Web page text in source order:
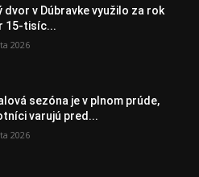
dvor v Dúbravke využilo za rok
15-tisíc...
2026
sezóna je v plnom prúde,
varujú pred...
2026